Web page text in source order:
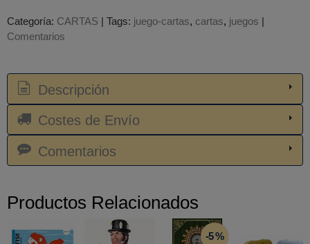
Categoría: CARTAS Tags: juego-cartas cartas juegos
Comentarios
Descripción
Costes de Envío
Comentarios
Productos Relacionados
-5 %